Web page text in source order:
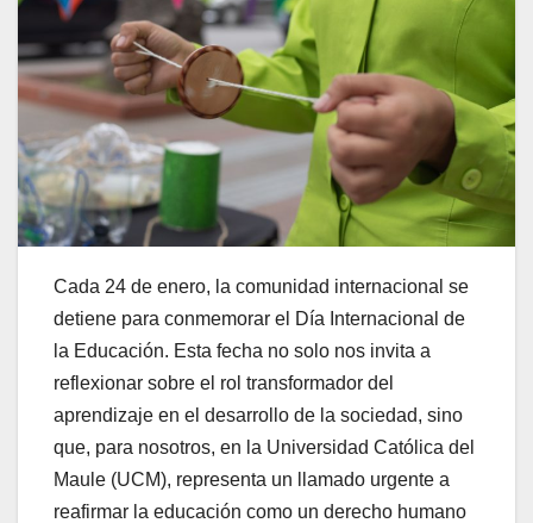
Cada 24 de enero, la comunidad internacional se
detiene para conmemorar el Día Internacional de
la Educación. Esta fecha no solo nos invita a
reflexionar sobre el rol transformador del
aprendizaje en el desarrollo de la sociedad, sino
que, para nosotros, en la Universidad Católica del
Maule (UCM), representa un llamado urgente a
reafirmar la educación como un derecho humano